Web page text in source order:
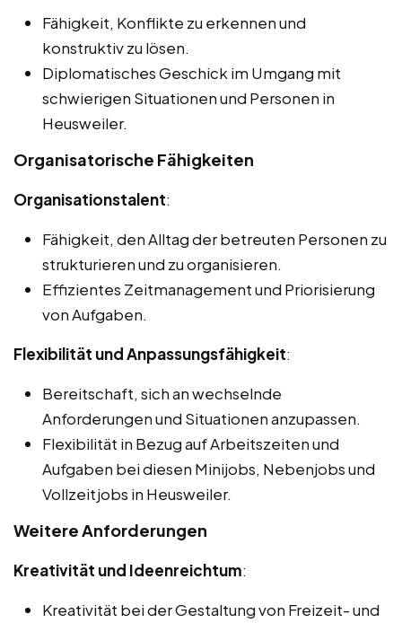
Fähigkeit, Konflikte zu erkennen und
konstruktiv zu lösen.
Diplomatisches Geschick im Umgang mit
schwierigen Situationen und Personen in
Heusweiler.
Organisatorische Fähigkeiten
Organisationstalent:
Fähigkeit, den Alltag der betreuten Personen zu
strukturieren und zu organisieren.
Effizientes Zeitmanagement und Priorisierung
von Aufgaben.
Flexibilität und Anpassungsfähigkeit:
Bereitschaft, sich an wechselnde
Anforderungen und Situationen anzupassen.
Flexibilität in Bezug auf Arbeitszeiten und
Aufgaben bei diesen Minijobs, Nebenjobs und
Vollzeitjobs in Heusweiler.
Weitere Anforderungen
Kreativität und Ideenreichtum:
Kreativität bei der Gestaltung von Freizeit- und